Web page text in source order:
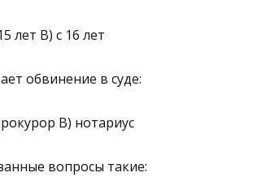
лет В) с 16 лет
обвинение в суде:
В) нотариус​
вопросы такие: